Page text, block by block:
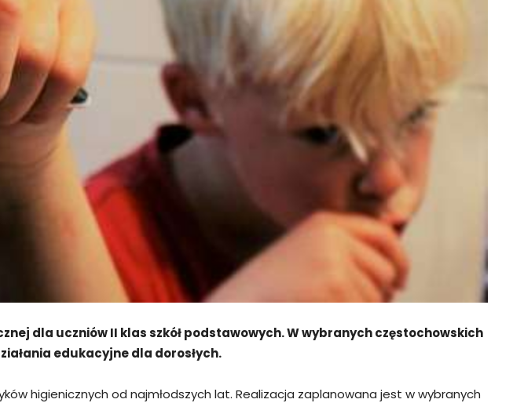
dla uczniów II klas szkół podstawowych. W wybranych częstochowskich
edukacyjne dla dorosłych.
higienicznych od najmłodszych lat. Realizacja zaplanowana jest w wybranych